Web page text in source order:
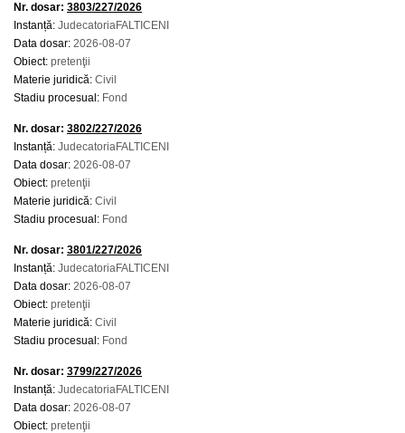
Nr. dosar: 3803/227/2026
Instanță: JudecatoriaFALTICENI
Data dosar: 2026-08-07
Obiect: pretenţii
Materie juridică: Civil
Stadiu procesual: Fond
Nr. dosar: 3802/227/2026
Instanță: JudecatoriaFALTICENI
Data dosar: 2026-08-07
Obiect: pretenţii
Materie juridică: Civil
Stadiu procesual: Fond
Nr. dosar: 3801/227/2026
Instanță: JudecatoriaFALTICENI
Data dosar: 2026-08-07
Obiect: pretenţii
Materie juridică: Civil
Stadiu procesual: Fond
Nr. dosar: 3799/227/2026
Instanță: JudecatoriaFALTICENI
Data dosar: 2026-08-07
Obiect: pretenţii